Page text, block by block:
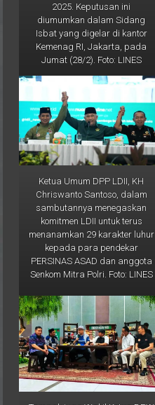
2025. Keputusan ini
diumumkan dalam Sidang
Isbat yang digelar di kantor
Kemenag RI, Jakarta, pada
Jumat (28/2). Foto: LINES
Ketua Umum DPP LDII, KH
Chriswanto Santoso, dalam
sambutannya menegaskan
komitmen LDII untuk terus
menanamkan 29 karakter luhur
kepada para pendekar
PERSINAS ASAD dan anggota
Senkom Mitra Polri. Foto: LINES